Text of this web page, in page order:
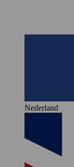
Nederland